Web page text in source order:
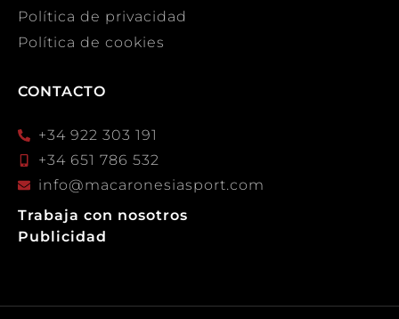
Política de privacidad
Política de cookies
CONTACTO
+34 922 303 191
+34 651 786 532
info@macaronesiasport.com
Trabaja con nosotros
Publicidad